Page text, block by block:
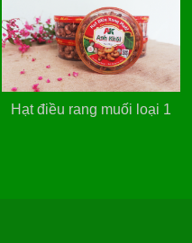
Hạt điều rang muối loại 1